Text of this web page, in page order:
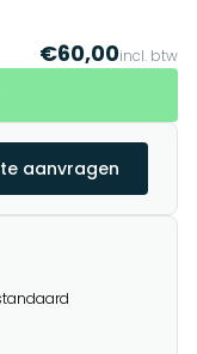
€60,00incl. btw
aanvragen